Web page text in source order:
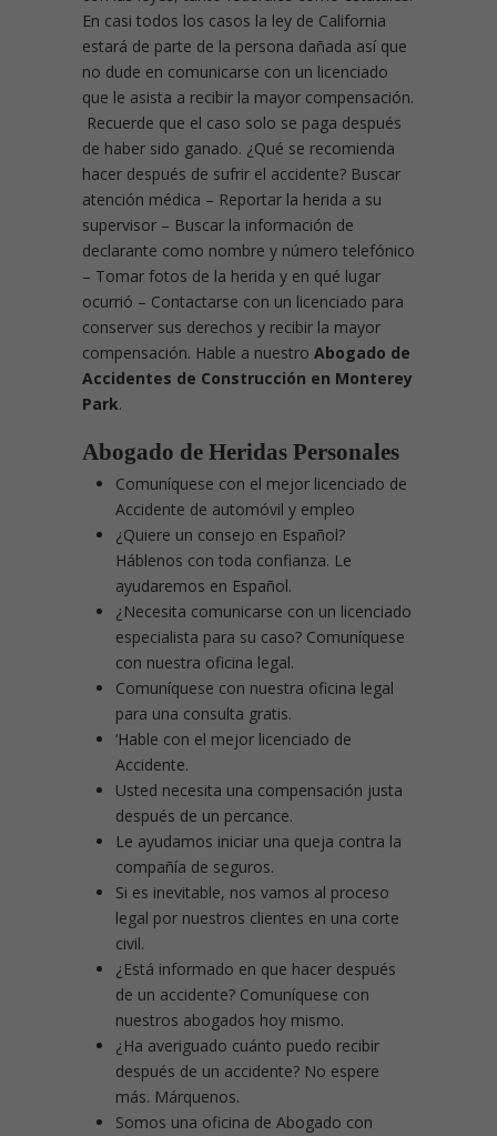
En casi todos los casos la ley de California
estará de parte de la persona dañada así que
no dude en comunicarse con un licenciado
que le asista a recibir la mayor compensación.
Recuerde que el caso solo se paga después
de haber sido ganado. ¿Qué se recomienda
hacer después de sufrir el accidente? Buscar
atención médica – Reportar la herida a su
supervisor – Buscar la información de
declarante como nombre y número telefónico
– Tomar fotos de la herida y en qué lugar
ocurrió – Contactarse con un licenciado para
conserver sus derechos y recibir la mayor
compensación. Hable a nuestro Abogado de
Accidentes de Construcción en Monterey
Park.
Abogado de Heridas Personales
Comuníquese con el mejor licenciado de
Accidente de automóvil y empleo
¿Quiere un consejo en Español?
Háblenos con toda confianza. Le
ayudaremos en Español.
¿Necesita comunicarse con un licenciado
especialista para su caso? Comuníquese
con nuestra oficina legal.
Comuníquese con nuestra oficina legal
para una consulta gratis.
‘Hable con el mejor licenciado de
Accidente.
Usted necesita una compensación justa
después de un percance.
Le ayudamos iniciar una queja contra la
compañía de seguros.
Si es inevitable, nos vamos al proceso
legal por nuestros clientes en una corte
civil.
¿Está informado en que hacer después
de un accidente? Comuníquese con
nuestros abogados hoy mismo.
¿Ha averiguado cuánto puedo recibir
después de un accidente? No espere
más. Márquenos.
Somos una oficina de Abogado con